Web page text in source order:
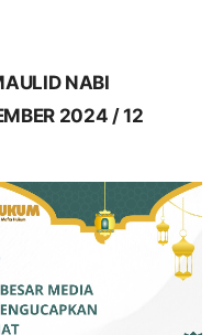
NABI
2024 / 12